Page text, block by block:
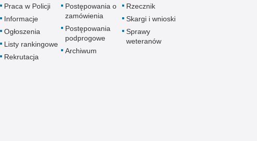
Przestępczość komputerowa
Przestępczość międzynarodowa
Praca w Policji
Informacje
Ogłoszenia
Listy rankingowe
Rekrutacja
Postępowania o
zamówienia
Postępowania
podprogowe
Archiwum
Rzecznik
Skargi i wnioski
Sprawy
weteranów